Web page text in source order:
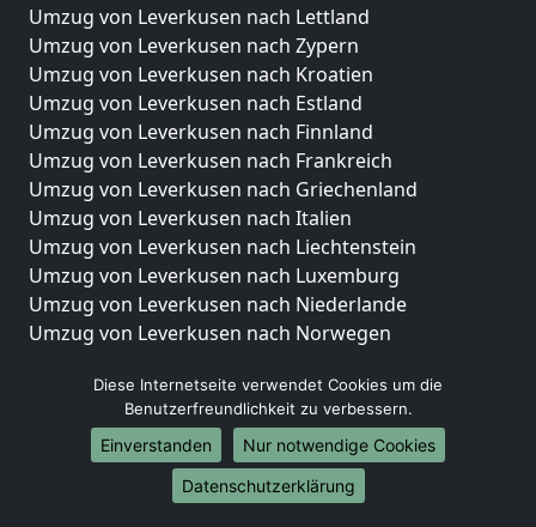
Umzug von Leverkusen nach Lettland
Umzug von Leverkusen nach Zypern
Umzug von Leverkusen nach Kroatien
Umzug von Leverkusen nach Estland
Umzug von Leverkusen nach Finnland
Umzug von Leverkusen nach Frankreich
Umzug von Leverkusen nach Griechenland
Umzug von Leverkusen nach Italien
Umzug von Leverkusen nach Liechtenstein
Umzug von Leverkusen nach Luxemburg
Umzug von Leverkusen nach Niederlande
Umzug von Leverkusen nach Norwegen
Umzüge-Deutschlandweit
Umzug von Leverkusen nach Berlin
Umzug von Leverkusen nach Hamburg
Umzug von Leverkusen nach München
Umzug von Leverkusen nach Köln
Diese Internetseite verwendet Cookies um die
Benutzerfreundlichkeit zu verbessern.
Einverstanden
Nur notwendige Cookies
Datenschutzerklärung